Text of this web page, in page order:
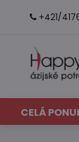
+421/
CELÁ